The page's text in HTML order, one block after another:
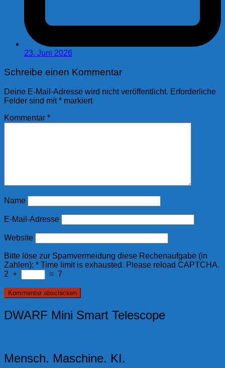
23. Juni 2026
Schreibe einen Kommentar
Deine E-Mail-Adresse wird nicht veröffentlicht. Erforderliche
Felder sind mit* markiert
Kommentar *
Name
E-Mail-Adresse
Website
Bitte löse zur Spamvermeidung diese Rechenaufgabe (in
Zahlen): * Time limit is exhausted. Please reload CAPTCHA.
2 + = 7
DWARF Mini Smart Telescope
Mensch. Maschine. KI.